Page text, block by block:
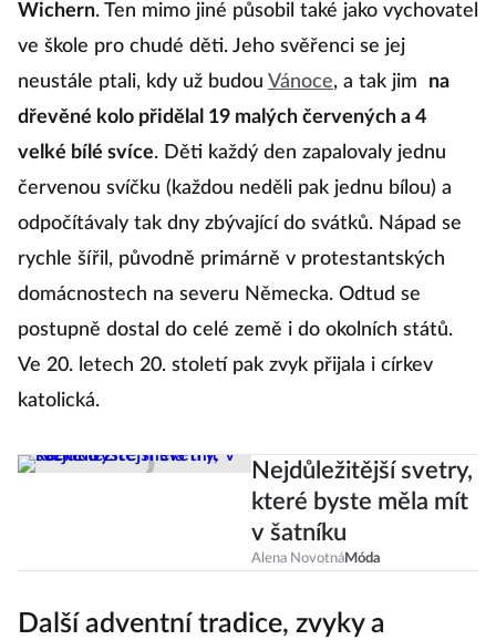
Wichern. Ten mimo jiné působil také jako vychovatel
ve škole pro chudé děti. Jeho svěřenci se jej
neustále ptali, kdy už budou Vánoce, a tak jim
na
dřevěné kolo přidělal 19 malých červených a 4
velké bílé svíce. Děti každý den zapalovaly jednu
červenou svíčku (každou neděli pak jednu bílou) a
odpočítávaly tak dny zbývající do svátků. Nápad se
rychle šířil, původně primárně v protestantských
domácnostech na severu Německa. Odtud se
postupně dostal do celé země i do okolních států.
Ve 20. letech 20. století pak zvyk přijala i církev
katolická.
Nejdůležitější svetry,
které byste měla mít
v šatníku
Alena NovotnáMóda
Další adventní tradice, zvyky a